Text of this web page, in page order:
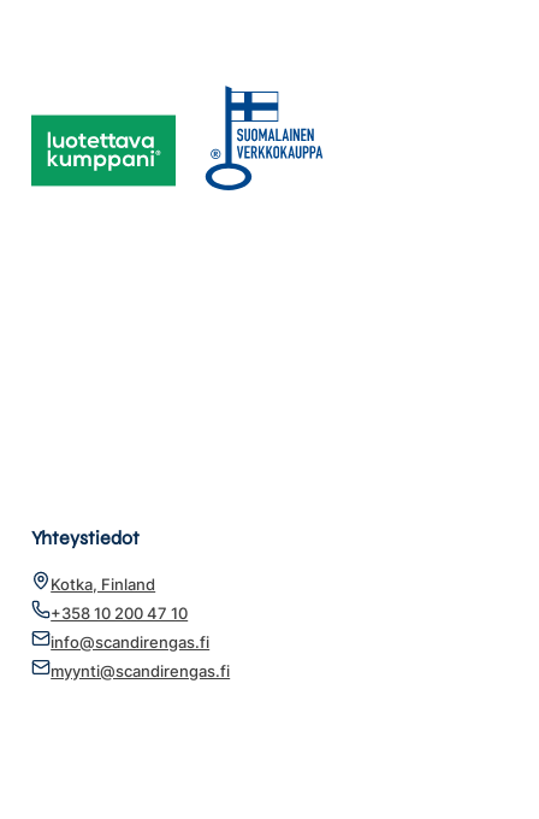
Yhteystiedot
Kotka, Finland
+358 10 200 47 10
info@scandirengas.fi
myynti@scandirengas.fi